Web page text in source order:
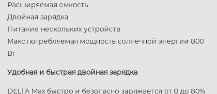
Расширяемая емкость
Двойная зарядка
Питание нескольких устройств
Макс.потребляемая мощность солнечной энергии 800
Вт
Удобная и быстрая двойная зарядка
DELTA Max быстро и безопасно заряжается от 0 до 80%